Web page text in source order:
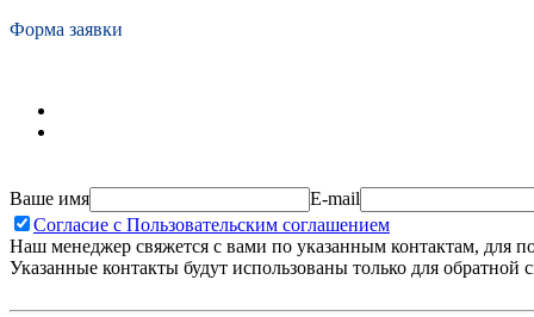
Форма заявки
Ваше имя
E-mail
Согласие с Пользовательским соглашением
Наш менеджер свяжется с вами по указанным контактам, для
Указанные контакты будут использованы только для обратной